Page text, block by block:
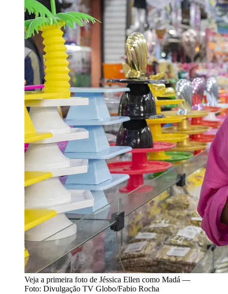
Veja a primeira foto de Jéssica Ellen como Madá —
Foto: Divulgação TV Globo/Fabio Rocha